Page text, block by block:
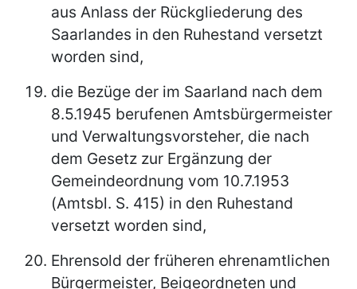
aus Anlass der Rückgliederung des
Saarlandes in den Ruhestand versetzt
worden sind,
die Bezüge der im Saarland nach dem
8.5.1945 berufenen Amtsbürgermeister
und Verwaltungsvorsteher, die nach
dem Gesetz zur Ergänzung der
Gemeindeordnung vom 10.7.1953
(Amtsbl. S. 415) in den Ruhestand
versetzt worden sind,
Ehrensold der früheren ehrenamtlichen
Bürgermeister, Beigeordneten und